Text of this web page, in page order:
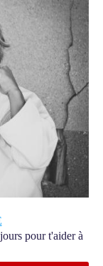
pour t'aider à